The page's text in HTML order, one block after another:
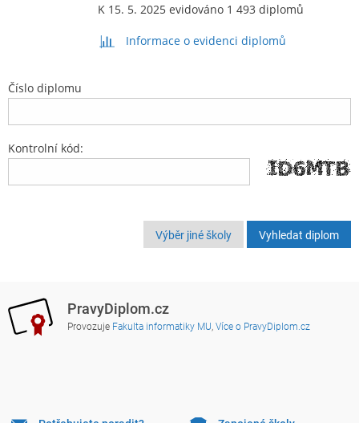
K 15. 5. 2025 evidováno 1 493 diplomů
Informace o evidenci diplomů
Číslo diplomu
Kontrolní kód:
Výběr jiné školy
PravyDiplom.cz
Provozuje Fakulta informatiky MU, Více o PravyDiplom.cz